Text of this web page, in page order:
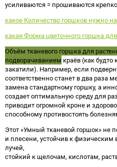
усиливаются = прошиваются
какое Количество горшков нужно
какая Форма цветочного горшка
Объём тканевого горшка для
подворачиванием краёв (как
закатили). Например, если
соответственно станет в два раза
замена стандартному горшку, а
создает оптимальную среду для
приводит огромной кроне и
способному противостоять
Этот «Умный тканевой горшок» не
и плесени, устойчив к
лучей,
стойкий к щелочам, кислотам,